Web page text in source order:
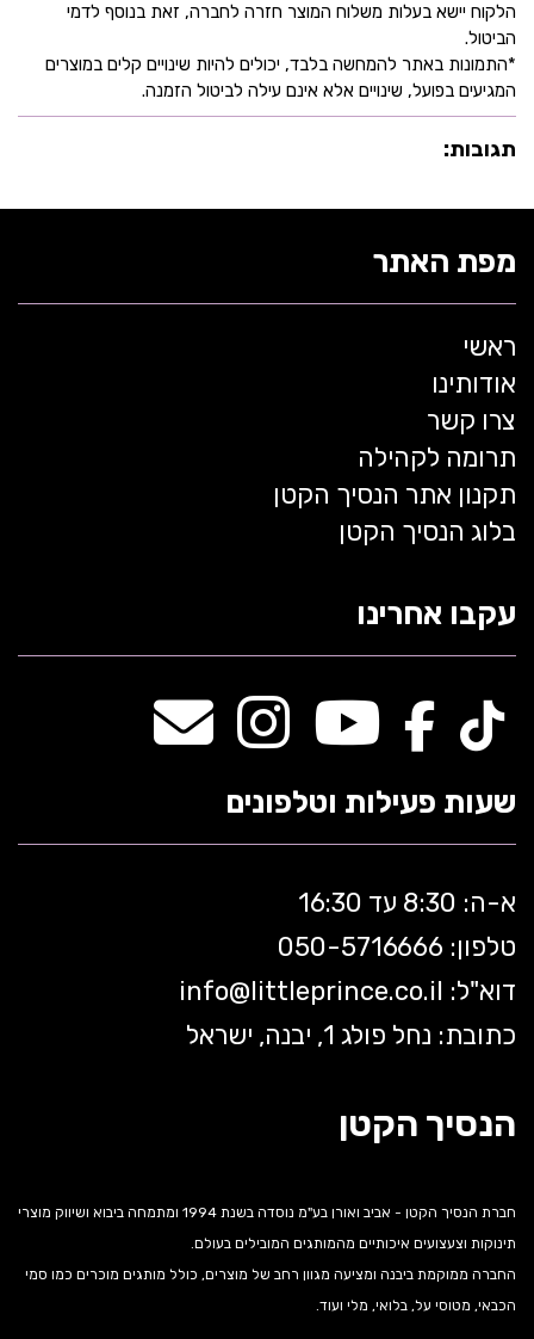
הלקוח יישא בעלות משלוח המוצר חזרה לחברה, זאת בנוסף לדמי
הביטול.
*התמונות באתר להמחשה בלבד, יכולים להיות שינויים קלים במוצרים
המגיעים בפועל, שינויים אלא אינם עילה לביטול הזמנה.
תגובות:
מפת האתר
ראשי
אודותינו
צרו קשר
תרומה לקהילה
תקנון אתר הנסיך הקטן
בלוג הנסיך הקטן
עקבו אחרינו
שעות פעילות וטלפונים
א-ה: 8:30 עד 16:30
טלפון: 050-5 716666
דוא"ל:
info@littleprince.co.il
כתובת: נחל פולג 1, יבנה, ישראל
הנסיך הקטן
חברת הנסיך הקטן - אביב ואורן בע"מ נוסדה בשנת 1994 ומתמחה ביבוא ושיווק מוצרי
תינוקות וצעצועים איכותיים מהמותגים המובילים בעולם.
החברה ממוקמת ביבנה ומציעה מגוון רחב של מוצרים, כולל מותגים מוכרים כמו סמי
הכבאי, מטוסי על, בלואי, מלי ועוד.